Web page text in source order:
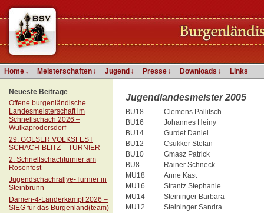
Home ↓ Meisterschaften ↓ Jugend ↓ Presse ↓ Downloads ↓ Links
Neueste Beiträge
Offene burgenländische
Landesmeisterschaft im
Schnellschach 2026 –
Wulkaprodersdorf
29. GOLSER VOLKSFEST
SCHACH-BLITZ – TURNIER
2. Schnellschachturnier am
Rosenfest
Jugendschachrallye-Turnier in
Steinbrunn
Damen-4-Länderkampf 2026 –
SIEG für das Burgenland(team)
Jugendlandesmeister 2005
BU18
Clemens Pallitsch
BU16
Johannes Heiny
BU14
Gurdet Daniel
BU12
Csukker Stefan
BU10
Gmasz Patrick
BU8
Rainer Schneck
MU18
Anne Kast
MU16
Strantz Stephanie
MU14
Steininger Barbara
MU12
Steininger Sandra